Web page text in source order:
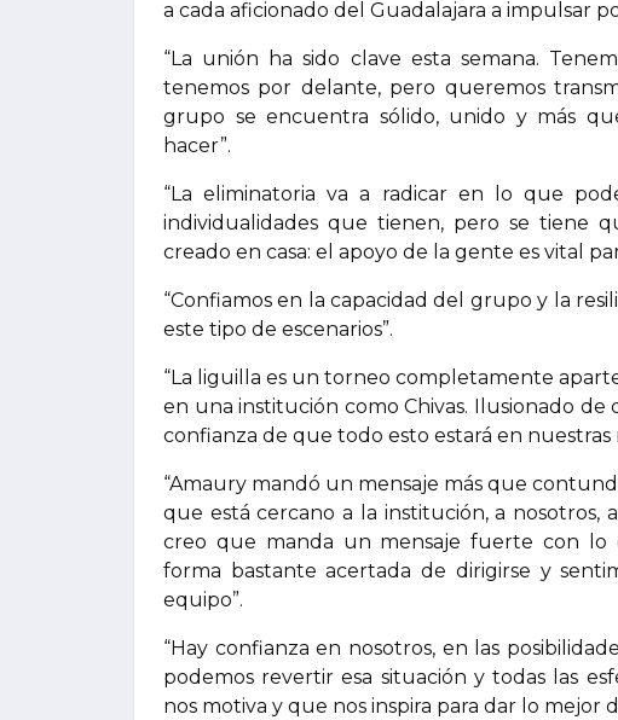
a cada aficionado del Guadalajara a impulsar
“La unión ha sido clave esta semana.
tenemos por delante, pero queremos
grupo se encuentra sólido, unido y más
hacer”.
“La eliminatoria va a radicar en lo que
individualidades que tienen, pero se tiene
creado en casa: el apoyo de la gente es vital
“Confiamos en la capacidad del grupo y la
este tipo de escenarios”.
“La liguilla es un torneo completamente
en una institución como Chivas. Ilusionado
confianza de que todo esto estará en nuestras
“Amaury mandó un mensaje más que
que está cercano a la institución, a nosotros,
creo que manda un mensaje fuerte con lo
forma bastante acertada de dirigirse y
equipo”.
“Hay confianza en nosotros, en las
podemos revertir esa situación y todas las
nos motiva y que nos inspira para dar lo mejor